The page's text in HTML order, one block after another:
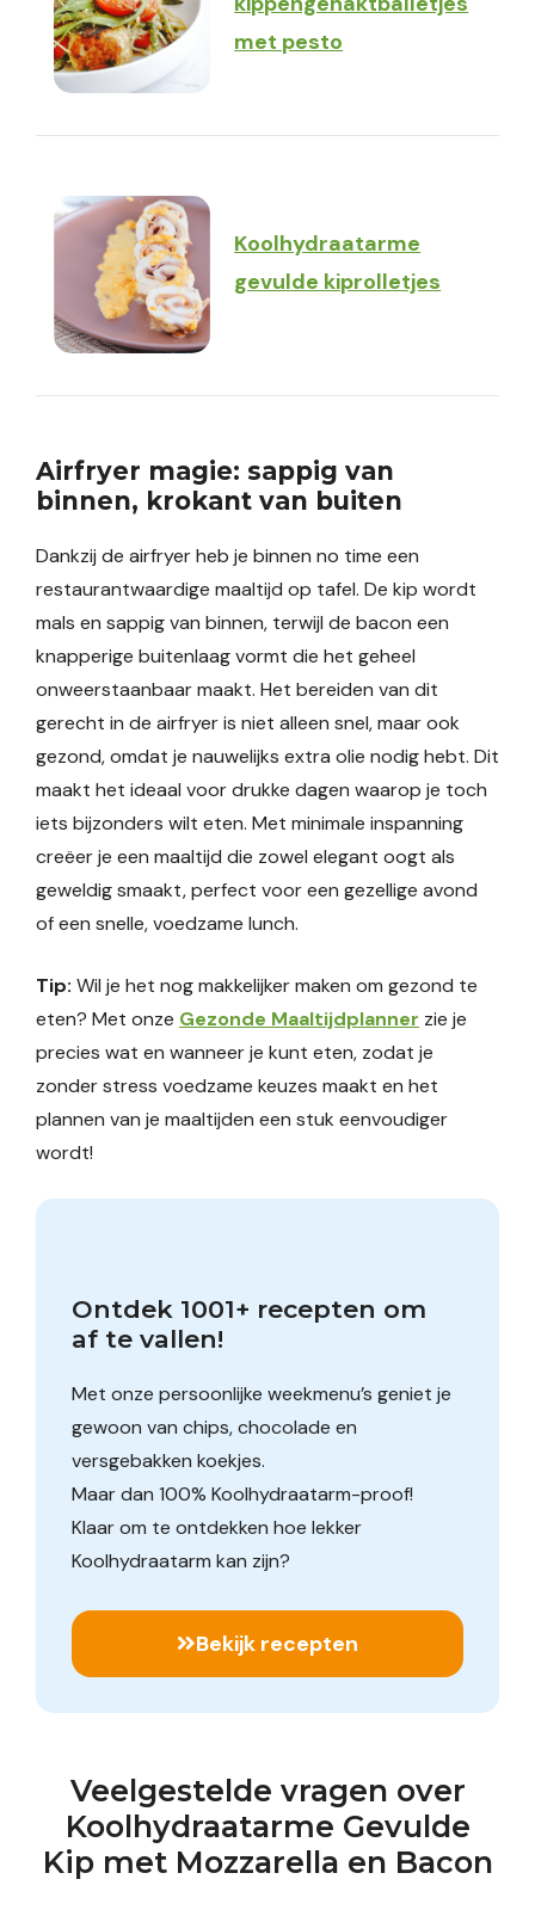
met pesto
Koolhydraatarme
gevulde kiprolletjes
Airfryer magie: sappig van
binnen, krokant van buiten
Dankzij de airfryer heb je binnen no time een
restaurantwaardige maaltijd op tafel. De kip wordt
mals en sappig van binnen, terwijl de bacon een
knapperige buitenlaag vormt die het geheel
onweerstaanbaar maakt. Het bereiden van dit
gerecht in de airfryer is niet alleen snel, maar ook
gezond, omdat je nauwelijks extra olie nodig hebt. Dit
maakt het ideaal voor drukke dagen waarop je toch
iets bijzonders wilt eten. Met minimale inspanning
creëer je een maaltijd die zowel elegant oogt als
geweldig smaakt, perfect voor een gezellige avond
of een snelle, voedzame lunch.
Tip: Wil je het nog makkelijker maken om gezond te
eten? Met onze Gezonde Maaltijdplanner zie je
precies wat en wanneer je kunt eten, zodat je
zonder stress voedzame keuzes maakt en het
plannen van je maaltijden een stuk eenvoudiger
wordt!
Ontdek 1001+ recepten om
af te vallen!
Met onze persoonlijke weekmenu’s geniet je
gewoon van chips, chocolade en
versgebakken koekjes.
Maar dan 100% Koolhydraatarm-proof!
Klaar om te ontdekken hoe lekker
Koolhydraatarm kan zijn?
Bekijk recepten
Veelgestelde vragen over
Koolhydraatarme Gevulde
Kip met Mozzarella en Bacon